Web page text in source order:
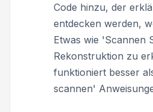
Code hinzu, der
entdecken werden,
Etwas wie 'Scannen
Rekonstruktion zu
funktioniert besser
scannen'